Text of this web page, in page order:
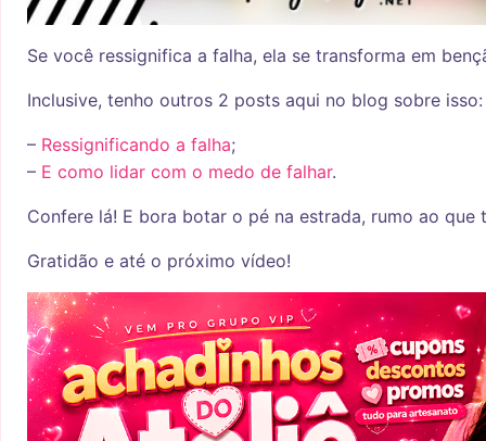
Se você ressignifica a falha, ela se transforma em
Inclusive, tenho outros 2 posts aqui no blog sobre isso:
– Ressignificando a falha;
– E como lidar com o medo de falhar.
Confere lá! E bora botar o pé na estrada, rumo ao que
Gratidão e até o próximo vídeo!